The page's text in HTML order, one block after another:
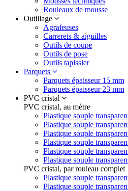
Rouleaux de mousse
Outillage
Agrafeuses
Carrerets & aiguilles
Outils de coupe
Outils de pose
Outils tapissier
Parquets
Parquets épaisseur 15 mm
Parquets épaisseur 23 mm
PVC cristal
PVC cristal, au mètre
Plastique souple
Plastique souple
Plastique souple
Plastique souple
Plastique souple
Plastique souple
PVC cristal, par rouleau complet
Plastique souple
Plastique souple